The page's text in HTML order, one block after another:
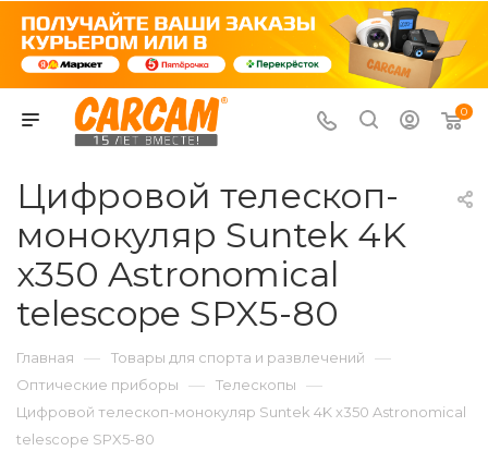
0
Цифровой телескоп-
монокуляр Suntek 4K
x350 Astronomical
telescope SPX5-80
Главная — Товары для спорта и развлечений —
Оптические приборы — Телескопы —
Цифровой телескоп-монокуляр Suntek 4K x350 Astronomical
telescope SPX5-80